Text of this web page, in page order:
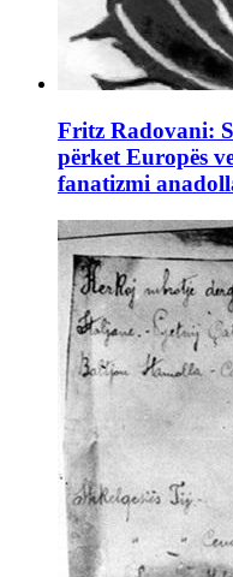
Fritz Radovani:
përket Europës
fanatizmi